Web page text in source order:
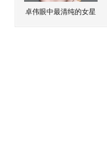
卓伟眼中最清纯的女星